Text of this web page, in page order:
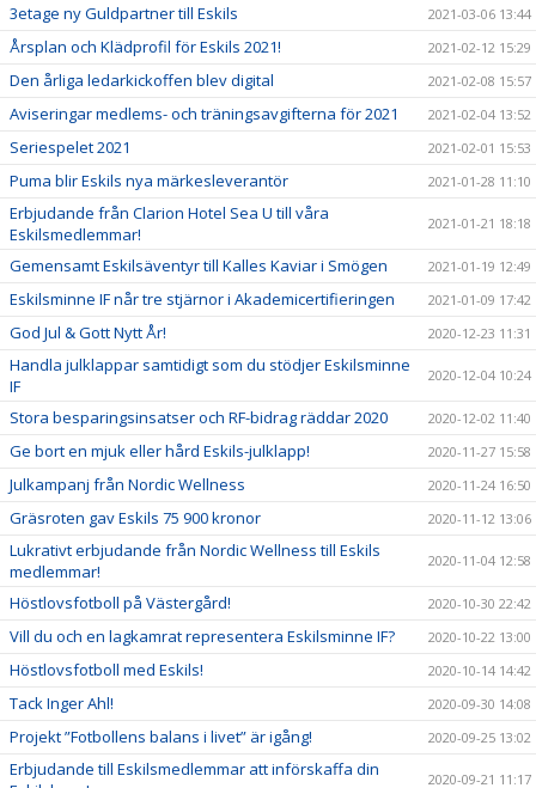
3etage ny Guldpartner till Eskils 2021-03-06 13:44
Årsplan och Klädprofil för Eskils 2021! 2021-02-12 15:29
Den årliga ledarkickoffen blev digital 2021-02-08 15:57
Aviseringar medlems- och träningsavgifterna för 2021 2021-02-04 13:52
Seriespelet 2021 2021-02-01 15:53
Puma blir Eskils nya märkesleverantör 2021-01-28 11:10
Erbjudande från Clarion Hotel Sea U till våra
Eskilsmedlemmar!
2021-01-21 18:18
Gemensamt Eskilsäventyr till Kalles Kaviar i Smögen 2021-01-19 12:49
Eskilsminne IF når tre stjärnor i Akademicertifieringen 2021-01-09 17:42
God Jul & Gott Nytt År! 2020-12-23 11:31
Handla julklappar samtidigt som du stödjer Eskilsminne
IF
2020-12-04 10:24
Stora besparingsinsatser och RF-bidrag räddar 2020 2020-12-02 11:40
Ge bort en mjuk eller hård Eskils-julklapp! 2020-11-27 15:58
Julkampanj från Nordic Wellness 2020-11-24 16:50
Gräsroten gav Eskils 75 900 kronor 2020-11-12 13:06
Lukrativt erbjudande från Nordic Wellness till Eskils
medlemmar!
2020-11-04 12:58
Höstlovsfotboll på Västergård! 2020-10-30 22:42
Vill du och en lagkamrat representera Eskilsminne IF? 2020-10-22 13:00
Höstlovsfotboll med Eskils! 2020-10-14 14:42
Tack Inger Ahl! 2020-09-30 14:08
Projekt ”Fotbollens balans i livet” är igång! 2020-09-25 13:02
Erbjudande till Eskilsmedlemmar att införskaffa din
2020-09-21 11:17